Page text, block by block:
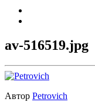
av-516519.jpg
Автор Petrovich